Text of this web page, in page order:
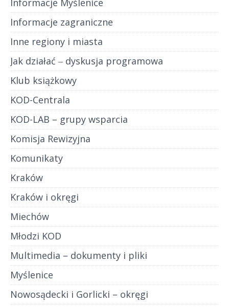
Informacje Myślenice
Informacje zagraniczne
Inne regiony i miasta
Jak działać ‒ dyskusja programowa
Klub książkowy
KOD-Centrala
KOD-LAB – grupy wsparcia
Komisja Rewizyjna
Komunikaty
Kraków
Kraków i okręgi
Miechów
Młodzi KOD
Multimedia – dokumenty i pliki
Myślenice
Nowosądecki i Gorlicki – okręgi